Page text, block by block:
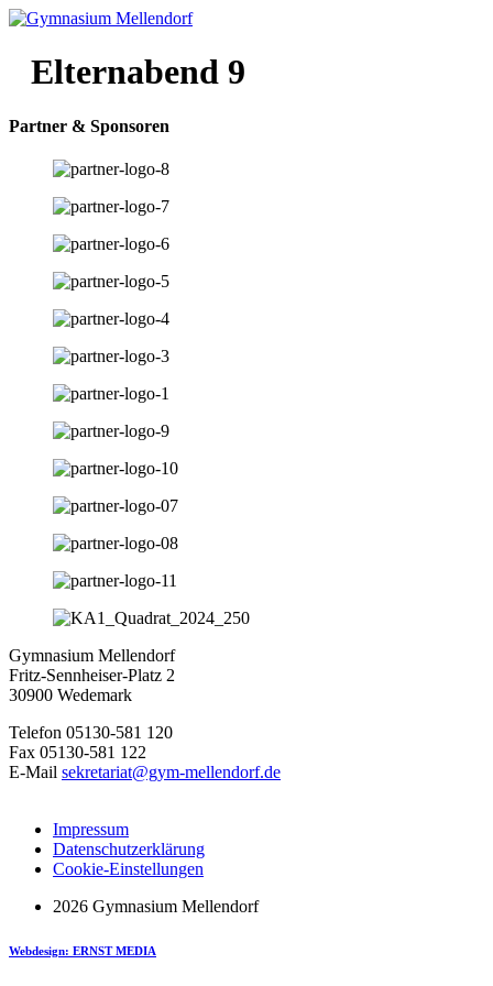
Zum
wechseln
Elternabend 9
Partner & Sponsoren
Gymnasium Mellendorf
Fritz-Sennheiser-Platz 2
30900 Wedemark
Telefon 05130-581 120
Fax 05130-581 122
E-Mail sekretariat@gym-mellendorf.de
Impressum
Datenschutzerklärung
Cookie-Einstellungen
2026 Gymnasium Mellendorf
Webdesign: ERNST MEDIA